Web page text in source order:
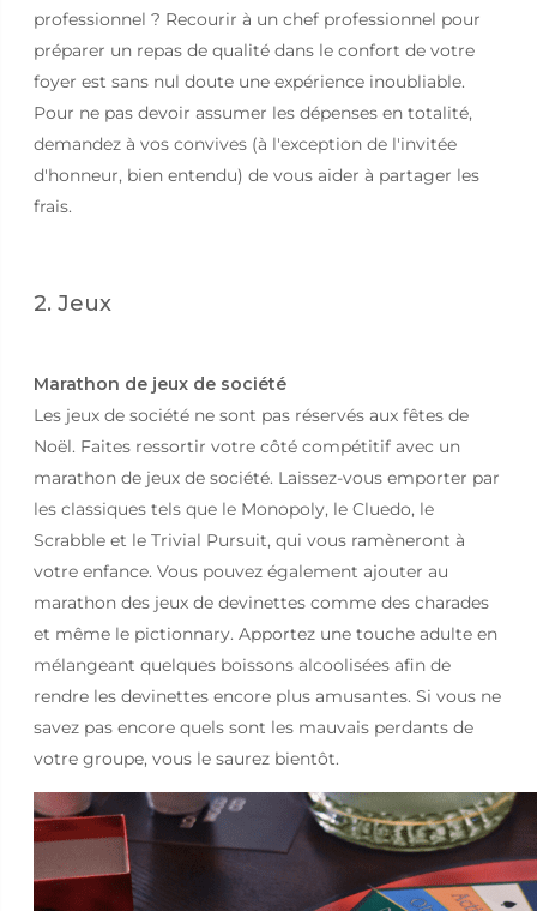
professionnel ? Recourir à un chef professionnel pour
préparer un repas de qualité dans le confort de votre
foyer est sans nul doute une expérience inoubliable.
Pour ne pas devoir assumer les dépenses en totalité,
demandez à vos convives (à l'exception de l'invitée
d'honneur, bien entendu) de vous aider à partager les
frais.
2. Jeux
Marathon de jeux de société
Les jeux de société ne sont pas réservés aux fêtes de
Noël. Faites ressortir votre côté compétitif avec un
marathon de jeux de société. Laissez-vous emporter par
les classiques tels que le Monopoly, le Cluedo, le
Scrabble et le Trivial Pursuit, qui vous ramèneront à
votre enfance. Vous pouvez également ajouter au
marathon des jeux de devinettes comme des charades
et même le pictionnary. Apportez une touche adulte en
mélangeant quelques boissons alcoolisées afin de
rendre les devinettes encore plus amusantes. Si vous ne
savez pas encore quels sont les mauvais perdants de
votre groupe, vous le saurez bientôt.